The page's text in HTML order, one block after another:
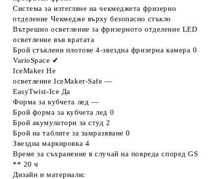
Система за изтегляне на чекмеджета фризерно
отделение Чекмедже върху безопасно стъкло
Вътрешно осветление за фризерното отделение LED
осветление във вратата
Брой cтъклени плотове 4-звездна фризерна камера 0
VarioSpace ✔
IceMaker Не
осветление IceMaker-Safe —
EasyTwist-Ice Да
Форма за кубчета лед —
Брой форма за кубчета лед 0
Брой акумулатори за студ 2
Брой на таблите за замразяване 0
Звездна маркировка 4
Време за съхранение в случай на повреда според GS
** 20 ч
Дизайн и материали: